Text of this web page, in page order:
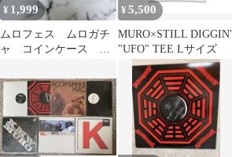
¥ 1,999
ムロフェス ムロガチ
ャ コインケース
¥ 5,500
MURO×STILL DIGGIN'
"UFO" TEE Lサイズ